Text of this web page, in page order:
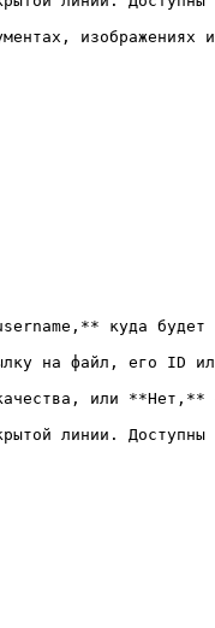
изображениях
куда будет
на файл, его ID
или **Нет,**
линии.